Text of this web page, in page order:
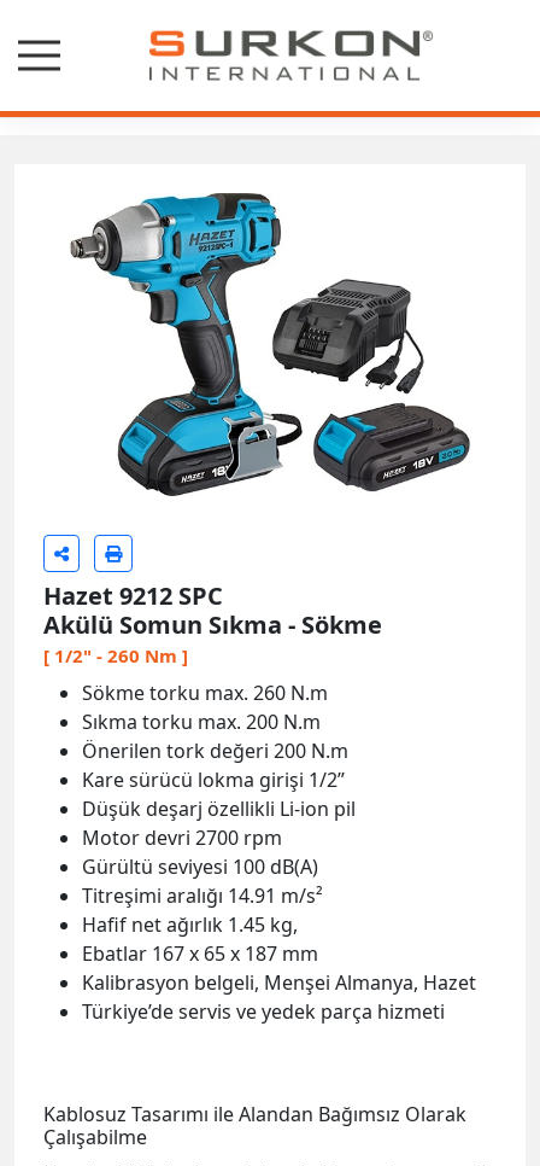
Hazet 9212 SPC
Akülü Somun Sıkma - Sökme
[ 1/2" - 260 Nm ]
Sökme torku max. 260 N.m
Sıkma torku max. 200 N.m
Önerilen tork değeri 200 N.m
Kare sürücü lokma girişi 1/2’’
Düşük deşarj özellikli Li-ion pil
Motor devri 2700 rpm
Gürültü seviyesi 100 dB(A)
Titreşimi aralığı 14.91 m/s²
Hafif net ağırlık 1.45 kg,
Ebatlar 167 x 65 x 187 mm
Kalibrasyon belgeli, Menşei Almanya, Hazet
Türkiye’de servis ve yedek parça hizmeti
Kablosuz Tasarımı ile Alandan Bağımsız Olarak
Çalışabilme